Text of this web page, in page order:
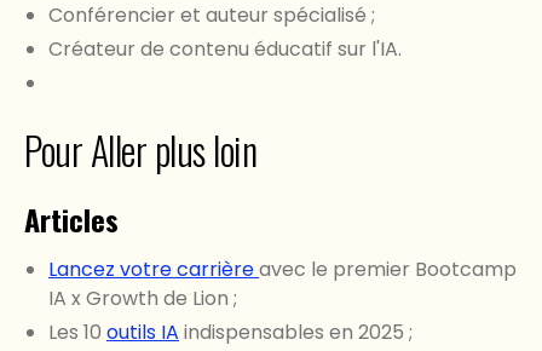
Conférencier et auteur spécialisé ;
Créateur de contenu éducatif sur l'IA.
Pour Aller plus loin
Articles
Lancez votre carrièreavec le premier Bootcamp
IA x Growth de Lion ;
Les 10 outils IA indispensables en 2025 ;